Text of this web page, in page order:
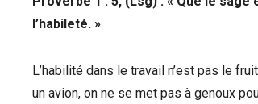
l’habileté. »
L’habilité dans le travail n’est pas le
un avion, on ne se met pas à genoux